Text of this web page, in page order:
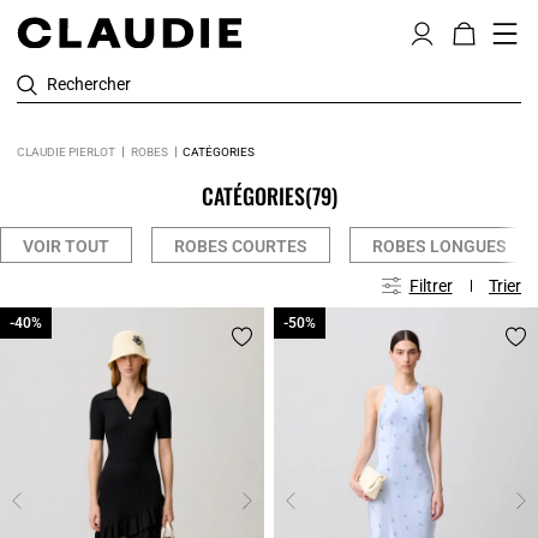
Rechercher
CLAUDIE PIERLOT ROBES CATÉGORIES
CATÉGORIES(79)
VOIR TOUT ROBES COURTES ROBES LONGUES
Filtrer Trier
-40%
-40% -50%
-50%